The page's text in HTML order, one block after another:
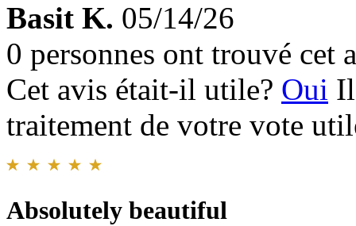
Basit K. 05/14/26
0 personnes ont trouvé cet
Cet avis était-il utile? Oui
traitement de votre vote
Absolutely beautiful